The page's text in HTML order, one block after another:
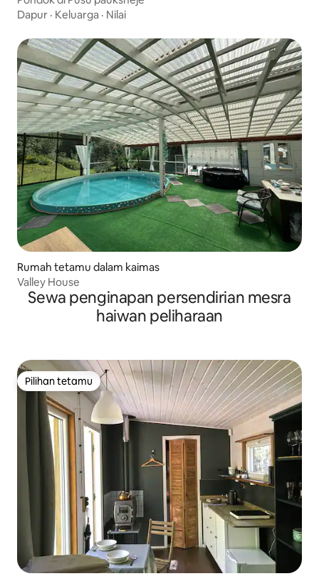
Dapur · Keluarga · Nilai
Rumah tetamu dalam kaimas
Valley House
Sewa penginapan persendirian mesra
haiwan peliharaan
Pilihan tetamu
Pilihan tetamu